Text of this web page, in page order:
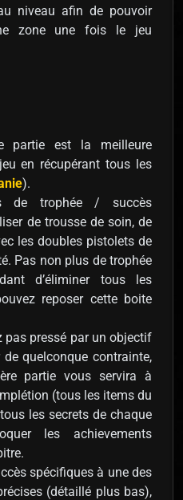
niveau afin de pouvoir
zone une fois le jeu
partie est la meilleure
en récupérant tous les
).
de trophée / succès
de trousse de soin, de
les doubles pistolets de
Pas non plus de trophée
d’éliminer tous les
reposer cette boite
pas pressé par un objectif
quelconque contrainte,
partie vous servira à
(tous les items du
les secrets de chaque
les achievements
spécifiques à une des
(détaillé plus bas),